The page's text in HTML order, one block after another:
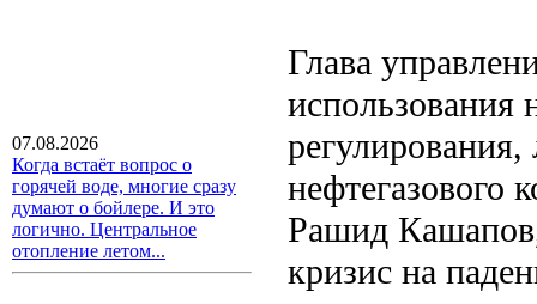
07.08.2026
Когда встаёт вопрос о
горячей воде, многие сразу
думают о бойлере. И это
логично. Центральное
отопление летом...
Глава
использования
нефтегазового
Рашид Кашапов,
кризис на